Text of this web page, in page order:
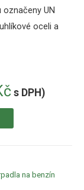
s DPH)
UN
oceli a
na benzín